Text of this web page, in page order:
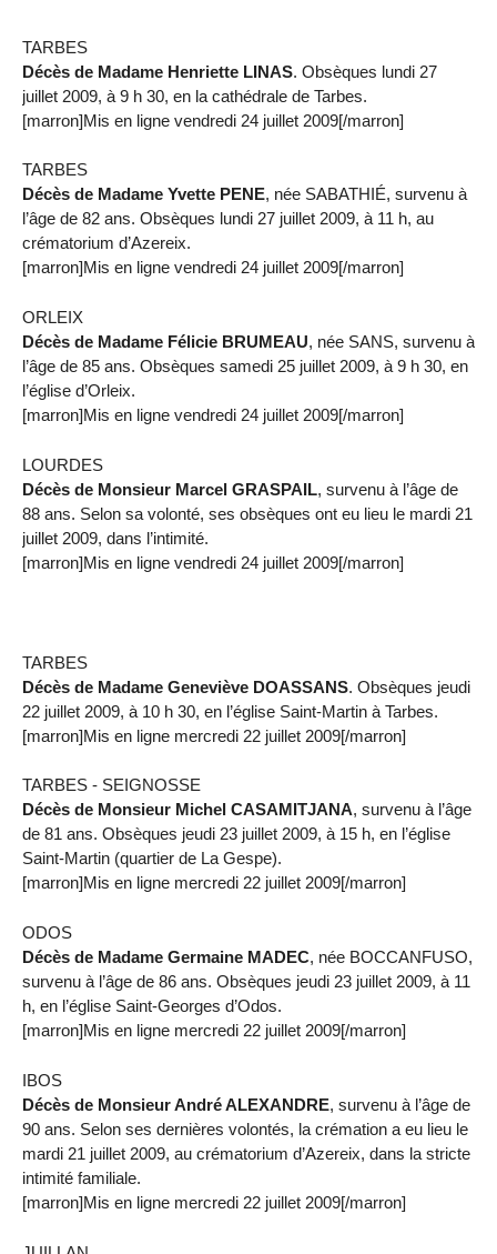
TARBES
Décès de Madame Henriette LINAS. Obsèques lundi 27
juillet 2009, à 9 h 30, en la cathédrale de Tarbes.
[marron]Mis en ligne vendredi 24 juillet 2009[/marron]
TARBES
Décès de Madame Yvette PENE, née SABATHIÉ, survenu à
l’âge de 82 ans. Obsèques lundi 27 juillet 2009, à 11 h, au
crématorium d’Azereix.
[marron]Mis en ligne vendredi 24 juillet 2009[/marron]
ORLEIX
Décès de Madame Félicie BRUMEAU, née SANS, survenu à
l’âge de 85 ans. Obsèques samedi 25 juillet 2009, à 9 h 30, en
l’église d’Orleix.
[marron]Mis en ligne vendredi 24 juillet 2009[/marron]
LOURDES
Décès de Monsieur Marcel GRASPAIL, survenu à l’âge de
88 ans. Selon sa volonté, ses obsèques ont eu lieu le mardi 21
juillet 2009, dans l’intimité.
[marron]Mis en ligne vendredi 24 juillet 2009[/marron]
TARBES
Décès de Madame Geneviève DOASSANS. Obsèques jeudi
22 juillet 2009, à 10 h 30, en l’église Saint-Martin à Tarbes.
[marron]Mis en ligne mercredi 22 juillet 2009[/marron]
TARBES - SEIGNOSSE
Décès de Monsieur Michel CASAMITJANA, survenu à l’âge
de 81 ans. Obsèques jeudi 23 juillet 2009, à 15 h, en l’église
Saint-Martin (quartier de La Gespe).
[marron]Mis en ligne mercredi 22 juillet 2009[/marron]
ODOS
Décès de Madame Germaine MADEC, née BOCCANFUSO,
survenu à l’âge de 86 ans. Obsèques jeudi 23 juillet 2009, à 11
h, en l’église Saint-Georges d’Odos.
[marron]Mis en ligne mercredi 22 juillet 2009[/marron]
IBOS
Décès de Monsieur André ALEXANDRE, survenu à l’âge de
90 ans. Selon ses dernières volontés, la crémation a eu lieu le
mardi 21 juillet 2009, au crématorium d’Azereix, dans la stricte
intimité familiale.
[marron]Mis en ligne mercredi 22 juillet 2009[/marron]